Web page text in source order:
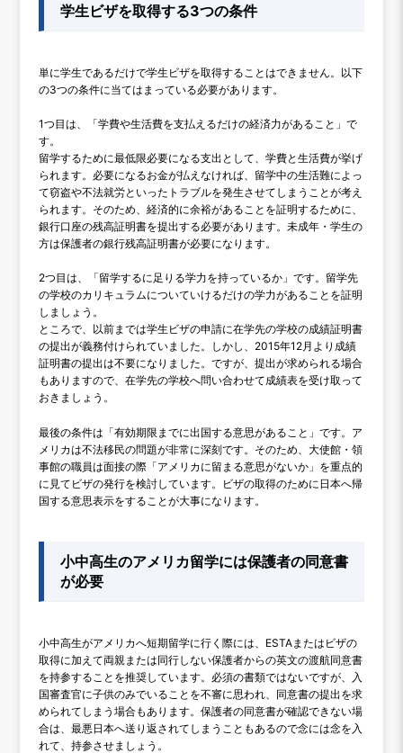
学生ビザを取得する3つの条件
単に学生であるだけで学生ビザを取得することはできません。以下
の3つの条件に当てはまっている必要があります。
1つ目は、「学費や生活費を支払えるだけの経済力があること」で
す。
留学するために最低限必要になる支出として、学費と生活費が挙げ
られます。必要になるお金が払えなければ、留学中の生活難によっ
て窃盗や不法就労といったトラブルを発生させてしまうことが考え
られます。そのため、経済的に余裕があることを証明するために、
銀行口座の残高証明書を提出する必要があります。未成年・学生の
方は保護者の銀行残高証明書が必要になります。
2つ目は、「留学するに足りる学力を持っているか」です。留学先
の学校のカリキュラムについていけるだけの学力があることを証明
しましょう。
ところで、以前までは学生ビザの申請に在学先の学校の成績証明書
の提出が義務付けられていました。しかし、2015年12月より成績
証明書の提出は不要になりました。ですが、提出が求められる場合
もありますので、在学先の学校へ問い合わせて成績表を受け取って
おきましょう。
最後の条件は「有効期限までに出国する意思があること」です。ア
メリカは不法移民の問題が非常に深刻です。そのため、大使館・領
事館の職員は面接の際「アメリカに留まる意思がないか」を重点的
に見てビザの発行を検討しています。ビザの取得のために日本へ帰
国する意思表示をすることが大事になります。
小中高生のアメリカ留学には保護者の同意書
が必要
小中高生がアメリカへ短期留学に行く際には、ESTAまたはビザの
取得に加えて両親または同行しない保護者からの英文の渡航同意書
を持参することを推奨しています。必須の書類ではないですが、入
国審査官に子供のみでいることを不審に思われ、同意書の提出を求
められてしまう場合もあります。保護者の同意書が確認できない場
合は、最悪日本へ送り返されてしまうこともあるので念には念を入
れて、持参させましょう。